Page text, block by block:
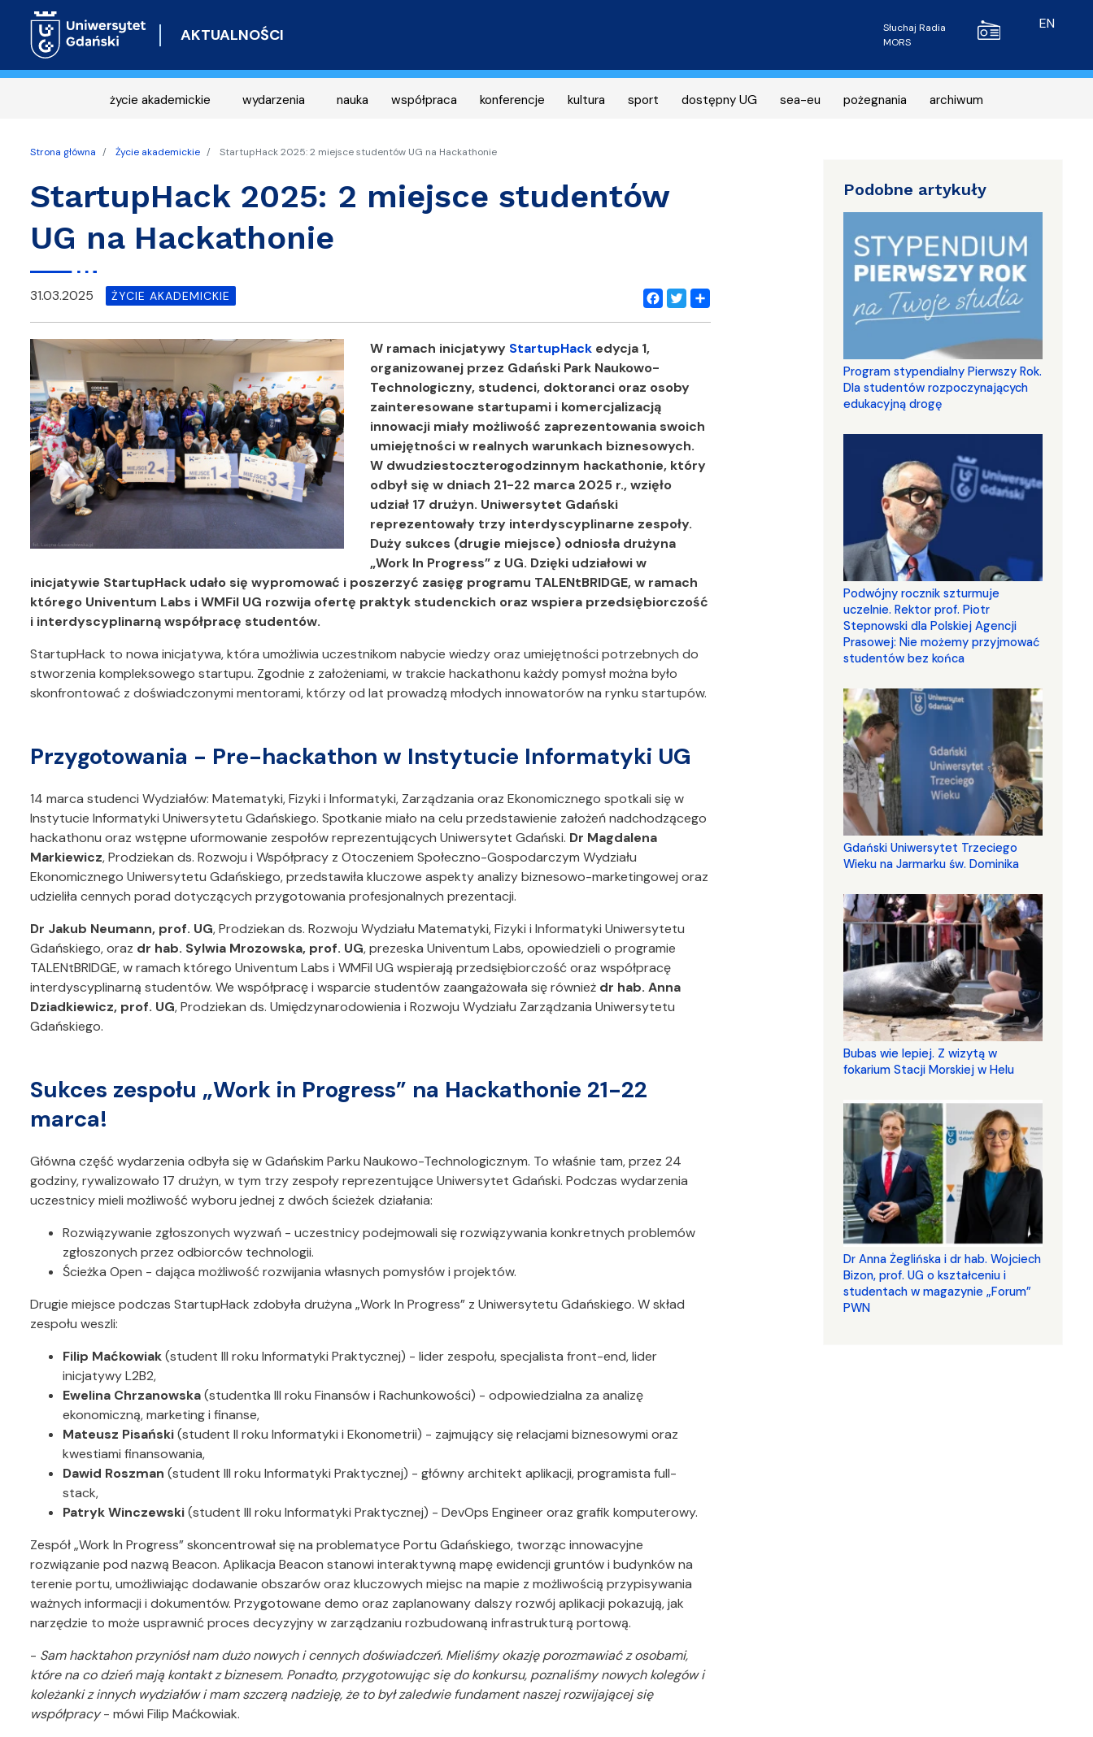
AKTUALNOŚCI Radio MORS
Słuchaj Radia
MORS
EN
życie akademickie wydarzenia nauka współpraca konferencje kultura sport dostępny UG sea-eu pożegnania archiwum
Strona główna Życie akademickie StartupHack 2025: 2 miejsce studentów UG na Hackathonie
StartupHack 2025: 2 miejsce studentów
UG na Hackathonie
Facebook
Twitter
Share
31.03.2025 ŻYCIE AKADEMICKIE
W ramach inicjatywy StartupHack edycja 1,
organizowanej przez Gdański Park Naukowo-
Technologiczny, studenci, doktoranci oraz osoby
zainteresowane startupami i komercjalizacją
innowacji miały możliwość zaprezentowania swoich
umiejętności w realnych warunkach biznesowych.
W dwudziestoczterogodzinnym hackathonie, który
odbył się w dniach 21-22 marca 2025 r., wzięło
udział 17 drużyn. Uniwersytet Gdański
reprezentowały trzy interdyscyplinarne zespoły.
Duży sukces (drugie miejsce) odniosła drużyna
„Work In Progress” z UG. Dzięki udziałowi w
inicjatywie StartupHack udało się wypromować i poszerzyć zasięg programu TALENtBRIDGE, w ramach
którego Univentum Labs i WMFiI UG rozwija ofertę praktyk studenckich oraz wspiera przedsiębiorczość
i interdyscyplinarną współpracę studentów.
StartupHack to nowa inicjatywa, która umożliwia uczestnikom nabycie wiedzy oraz umiejętności potrzebnych do
stworzenia kompleksowego startupu. Zgodnie z założeniami, w trakcie hackathonu każdy pomysł można było
skonfrontować z doświadczonymi mentorami, którzy od lat prowadzą młodych innowatorów na rynku startupów.
Przygotowania - Pre-hackathon w Instytucie Informatyki UG
14 marca studenci Wydziałów: Matematyki, Fizyki i Informatyki, Zarządzania oraz Ekonomicznego spotkali się w
Instytucie Informatyki Uniwersytetu Gdańskiego. Spotkanie miało na celu przedstawienie założeń nadchodzącego
hackathonu oraz wstępne uformowanie zespołów reprezentujących Uniwersytet Gdański. Dr Magdalena
Markiewicz, Prodziekan ds. Rozwoju i Współpracy z Otoczeniem Społeczno-Gospodarczym Wydziału
Ekonomicznego Uniwersytetu Gdańskiego, przedstawiła kluczowe aspekty analizy biznesowo-marketingowej oraz
udzieliła cennych porad dotyczących przygotowania profesjonalnych prezentacji.
Dr Jakub Neumann, prof. UG, Prodziekan ds. Rozwoju Wydziału Matematyki, Fizyki i Informatyki Uniwersytetu
Gdańskiego, oraz dr hab. Sylwia Mrozowska, prof. UG, prezeska Univentum Labs, opowiedzieli o programie
TALENtBRIDGE, w ramach którego Univentum Labs i WMFiI UG wspierają przedsiębiorczość oraz współpracę
interdyscyplinarną studentów. We współpracę i wsparcie studentów zaangażowała się również dr hab. Anna
Dziadkiewicz, prof. UG, Prodziekan ds. Umiędzynarodowienia i Rozwoju Wydziału Zarządzania Uniwersytetu
Gdańskiego.
Sukces zespołu „Work in Progress” na Hackathonie 21-22
marca!
Główna część wydarzenia odbyła się w Gdańskim Parku Naukowo-Technologicznym. To właśnie tam, przez 24
godziny, rywalizowało 17 drużyn, w tym trzy zespoły reprezentujące Uniwersytet Gdański. Podczas wydarzenia
uczestnicy mieli możliwość wyboru jednej z dwóch ścieżek działania:
Rozwiązywanie zgłoszonych wyzwań - uczestnicy podejmowali się rozwiązywania konkretnych problemów
zgłoszonych przez odbiorców technologii.
Ścieżka Open - dająca możliwość rozwijania własnych pomysłów i projektów.
Drugie miejsce podczas StartupHack zdobyła drużyna „Work In Progress” z Uniwersytetu Gdańskiego. W skład
zespołu weszli:
Filip Maćkowiak(student III roku Informatyki Praktycznej) - lider zespołu, specjalista front-end, lider
inicjatywy L2B2,
Ewelina Chrzanowska(studentka III roku Finansów i Rachunkowości) - odpowiedzialna za analizę
ekonomiczną, marketing i finanse,
Mateusz Pisański(student II roku Informatyki i Ekonometrii) - zajmujący się relacjami biznesowymi oraz
kwestiami finansowania,
Dawid Roszman (student III roku Informatyki Praktycznej) - główny architekt aplikacji, programista full-
stack,
Patryk Winczewski(student III roku Informatyki Praktycznej) - DevOps Engineer oraz grafik komputerowy.
Zespół „Work In Progress” skoncentrował się na problematyce Portu Gdańskiego, tworząc innowacyjne
rozwiązanie pod nazwą Beacon. Aplikacja Beacon stanowi interaktywną mapę ewidencji gruntów i budynków na
terenie portu, umożliwiając dodawanie obszarów oraz kluczowych miejsc na mapie z możliwością przypisywania
ważnych informacji i dokumentów. Przygotowane demo oraz zaplanowany dalszy rozwój aplikacji pokazują, jak
narzędzie to może usprawnić proces decyzyjny w zarządzaniu rozbudowaną infrastrukturą portową.
- Sam hacktahon przyniósł nam dużo nowych i cennych doświadczeń. Mieliśmy okazję porozmawiać z osobami,
które na co dzień mają kontakt z biznesem. Ponadto, przygotowując się do konkursu, poznaliśmy nowych kolegów i
koleżanki z innych wydziałów i mam szczerą nadzieję, że to był zaledwie fundament naszej rozwijającej się
współpracy- mówi Filip Maćkowiak.
Podobne artykuły
Program stypendialny Pierwszy Rok.
Dla studentów rozpoczynających
edukacyjną drogę
Podwójny rocznik szturmuje
uczelnie. Rektor prof. Piotr
Stepnowski dla Polskiej Agencji
Prasowej: Nie możemy przyjmować
studentów bez końca
Gdański Uniwersytet Trzeciego
Wieku na Jarmarku św. Dominika
Bubas wie lepiej. Z wizytą w
fokarium Stacji Morskiej w Helu
​​​​​​​Dr Anna Żeglińska i dr hab. Wojciech
Bizon, prof. UG o kształceniu i
studentach w magazynie „Forum”
PWN